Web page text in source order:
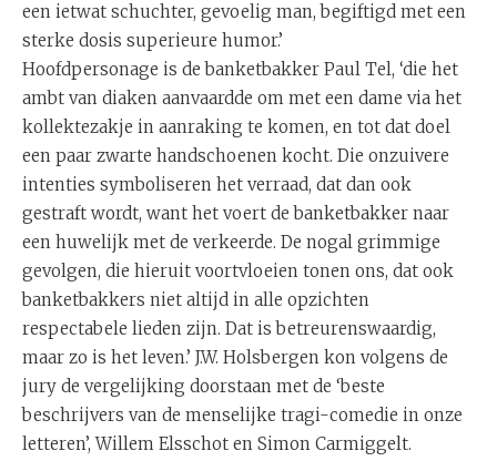
een ietwat schuchter, gevoelig man, begiftigd met een
sterke dosis superieure humor.’
Hoofdpersonage is de banketbakker Paul Tel, ‘die het
ambt van diaken aanvaardde om met een dame via het
kollektezakje in aanraking te komen, en tot dat doel
een paar zwarte handschoenen kocht. Die onzuivere
intenties symboliseren het verraad, dat dan ook
gestraft wordt, want het voert de banketbakker naar
een huwelijk met de verkeerde. De nogal grimmige
gevolgen, die hieruit voortvloeien tonen ons, dat ook
banketbakkers niet altijd in alle opzichten
respectabele lieden zijn. Dat is betreurenswaardig,
maar zo is het leven.’ J.W. Holsbergen kon volgens de
jury de vergelijking doorstaan met de ‘beste
beschrijvers van de menselijke tragi-comedie in onze
letteren’, Willem Elsschot en Simon Carmiggelt.